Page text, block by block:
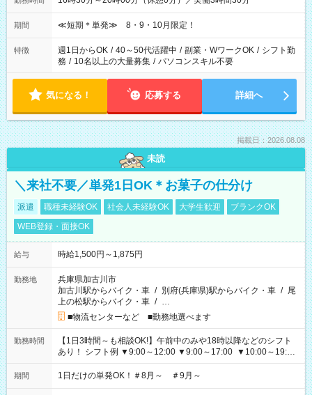
期間 ≪短期＊単発≫ 8・9・10月限定！
特徴 週1日からOK / 40～50代活躍中 / 副業・WワークOK / シフト勤
務 / 10名以上の大量募集 / パソコンスキル不要
気になる！ 応募する 詳細へ
掲載日：2026.08.08
未読
＼来社不要／単発1日OK＊お菓子の仕分け
派遣 職種未経験OK 社会人未経験OK 大学生歓迎
ブランクOK
WEB登録・面接OK
給与 時給1,500円～1,875円
勤務地
兵庫県加古川市
加古川駅からバイク・車 / 別府(兵庫県)駅からバイク・車 / 尾
上の松駅からバイク・車 / …
■物流センターなど ■勤務地選べます
勤務時間
【1日3時間～も相談OK!】午前中のみや18時以降などのシフト
あり！ シフト例 ▼9:00～12:00 ▼9:00～17:00 ▼10:00～19:00
▼18:00～21:00
期間 1日だけの単発OK！＃8月～ ＃9月～